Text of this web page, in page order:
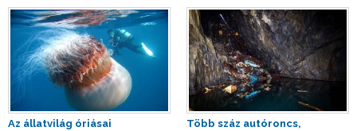
Az állatvilág óriásai
Több száz autóroncs,